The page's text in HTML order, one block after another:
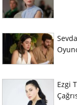
Ezgi